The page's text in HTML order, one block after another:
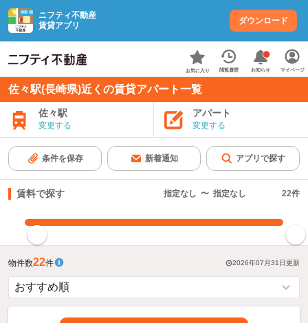
ニフティ不動産
賃貸アプリ
ダウンロード
お気に入り 閲覧履歴 お知らせ マイページ
佐々駅(長崎県)近くの賃貸アパート一覧
佐々駅
変更する
アパート
変更する
条件を保存 新着通知 アプリで探す
賃料で探す 指定なし 〜 指定なし 22件
物件数22件 2026年07月31日更新